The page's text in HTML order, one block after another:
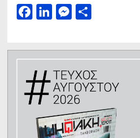
Facebook
LinkedIn
Messenger